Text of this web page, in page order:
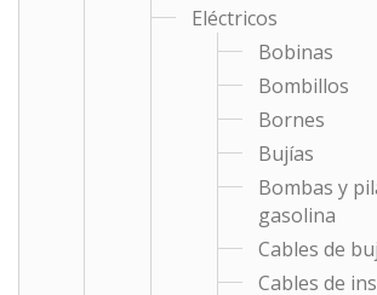
Eléctricos
Bobinas
Bombillos
Bornes
Bujías
Bombas y
gasolina
Cables de
Cables de